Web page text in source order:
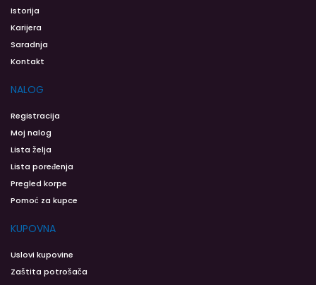
Istorija
Karijera
Saradnja
Kontakt
NALOG
Registracija
Moj nalog
Lista želja
Lista poređenja
Pregled korpe
Pomoć za kupce
KUPOVNA
Uslovi kupovine
Zaštita potrošača